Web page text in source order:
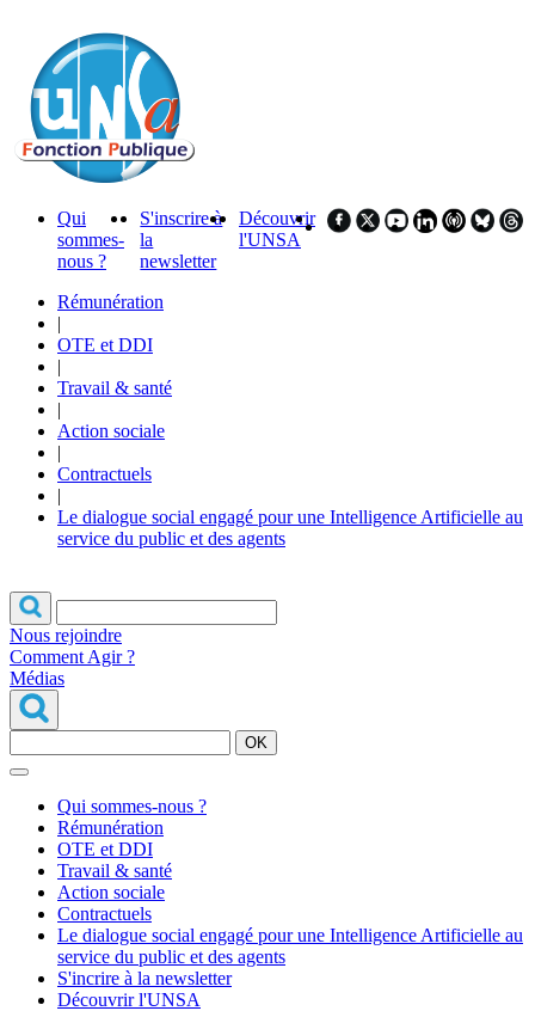
Qui
sommes-
nous ?
S'inscrire à
la
newsletter
Découvrir
l'UNSA
Rémunération
|
OTE et DDI
|
Travail & santé
|
Action sociale
|
Contractuels
|
Le dialogue social engagé pour une Intelligence Artificielle au
service du public et des agents
Nous rejoindre
Comment Agir ?
Médias
OK
Qui sommes-nous ?
Rémunération
OTE et DDI
Travail & santé
Action sociale
Contractuels
Le dialogue social engagé pour une Intelligence Artificielle au
service du public et des agents
S'incrire à la newsletter
Découvrir l'UNSA